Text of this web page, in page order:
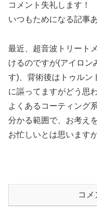
コメント失礼します！
いつもためになる記事
最近、超音波トリート
けるのですが(アイロン
す)、背術後はトゥルン
に謳ってますがどう思
よくあるコーティング
分かる範囲で、お考え
お忙しいとは思います
コメ